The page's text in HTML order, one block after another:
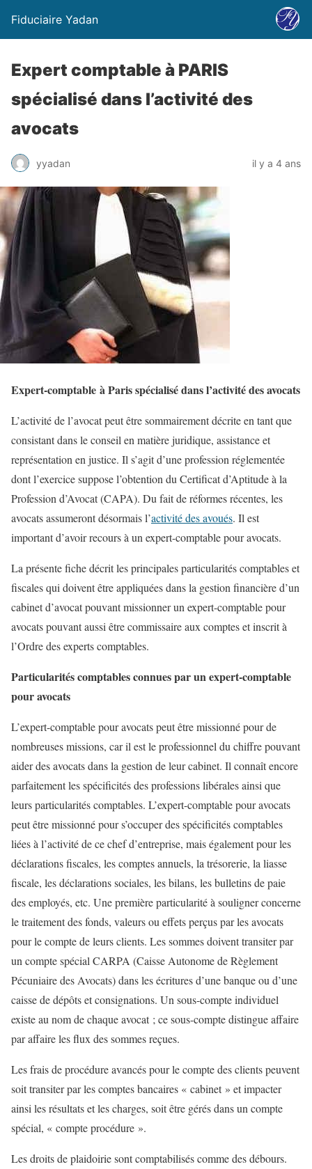
Fiduciaire Yadan
Expert comptable à PARIS
spécialisé dans l’activité des
avocats
yyadan il y a 4 ans
Expert-comptable à Paris spécialisé dans l’activité des avocats
L’activité de l’avocat peut être sommairement décrite en tant que
consistant dans le conseil en matière juridique, assistance et
représentation en justice. Il s’agit d’une profession réglementée
dont l’exercice suppose l’obtention du Certificat d’Aptitude à la
Profession d’Avocat (CAPA). Du fait de réformes récentes, les
avocats assumeront désormais l’activité des avoués. Il est
important d’avoir recours à un expert-comptable pour avocats.
La présente fiche décrit les principales particularités comptables et
fiscales qui doivent être appliquées dans la gestion financière d’un
cabinet d’avocat pouvant missionner un expert-comptable pour
avocats pouvant aussi être commissaire aux comptes et inscrit à
l’Ordre des experts comptables.
Particularités comptables connues par un expert-comptable
pour avocats
L’expert-comptable pour avocats peut être missionné pour de
nombreuses missions, car il est le professionnel du chiffre pouvant
aider des avocats dans la gestion de leur cabinet. Il connaît encore
parfaitement les spécificités des professions libérales ainsi que
leurs particularités comptables. L’expert-comptable pour avocats
peut être missionné pour s’occuper des spécificités comptables
liées à l’activité de ce chef d’entreprise, mais également pour les
déclarations fiscales, les comptes annuels, la trésorerie, la liasse
fiscale, les déclarations sociales, les bilans, les bulletins de paie
des employés, etc. Une première particularité à souligner concerne
le traitement des fonds, valeurs ou effets perçus par les avocats
pour le compte de leurs clients. Les sommes doivent transiter par
un compte spécial CARPA (Caisse Autonome de Règlement
Pécuniaire des Avocats) dans les écritures d’une banque ou d’une
caisse de dépôts et consignations. Un sous-compte individuel
existe au nom de chaque avocat ; ce sous-compte distingue affaire
par affaire les flux des sommes reçues.
Les frais de procédure avancés pour le compte des clients peuvent
soit transiter par les comptes bancaires « cabinet » et impacter
ainsi les résultats et les charges, soit être gérés dans un compte
spécial, « compte procédure ».
Les droits de plaidoirie sont comptabilisés comme des débours.